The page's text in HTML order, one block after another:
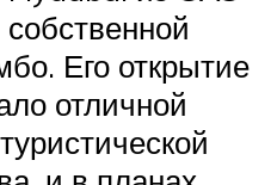
Его открытие
отличной